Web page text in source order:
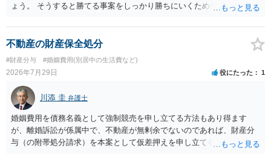
ょう。 そうすると勝てる事案をしっかり勝ちにいくためにも弁護士委
不動産の財産保全処分
#財産分与 #婚姻費用(別居中の生活費など)
2026年7月29日 役にたった 1
川添 圭 弁護士
婚姻費用を債務名義として強制競売を申し立てる方法もあり得ます
が、離婚訴訟が係属中で、不動産が無剰余でないのであれば、財産分
与（の附帯処分請求）を本案として仮差押えを申し立てる（法的には